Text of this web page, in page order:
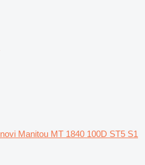
novi Manitou MT 1840 100D ST5 S1